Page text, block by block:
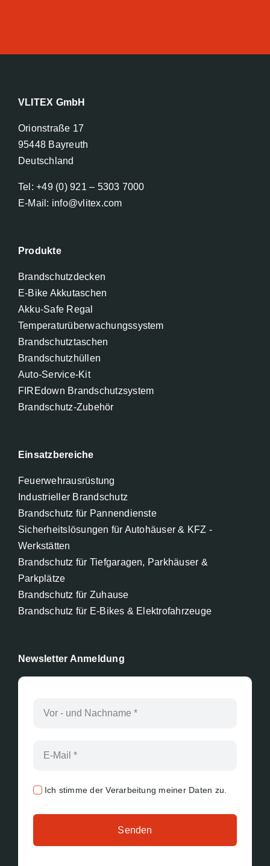
VLITEX GmbH
Orionstraße 17
95448 Bayreuth
Deutschland
Tel: +49 (0) 921 – 5303 7000
E-Mail: info@vlitex.com
Produkte
Brandschutzdecken
E-Bike Akkutaschen
Akku-Safe Regal
Temperaturüberwachungssystem
Brandschutztaschen
Brandschutzhüllen
Auto-Service-Kit
FIREdown Brandschutzsystem
Brandschutz-Zubehör
Einsatzbereiche
Feuerwehrausrüstung
Industrieller Brandschutz
Brandschutz für Pannendienste
Sicherheitslösungen für Autohäuser & KFZ -
Werkstätten
Brandschutz für Tiefgaragen, Parkhäuser &
Parkplätze
Brandschutz für Zuhause
Brandschutz für E-Bikes & Elektrofahrzeuge
Newsletter Anmeldung
Ich stimme der Verarbeitung meiner Daten zu.
Senden